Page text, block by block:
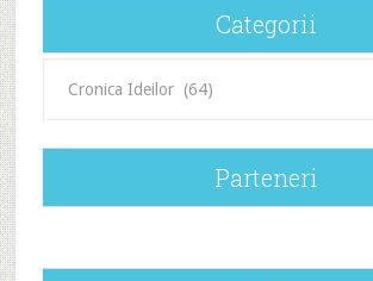
Categorii
Parteneri